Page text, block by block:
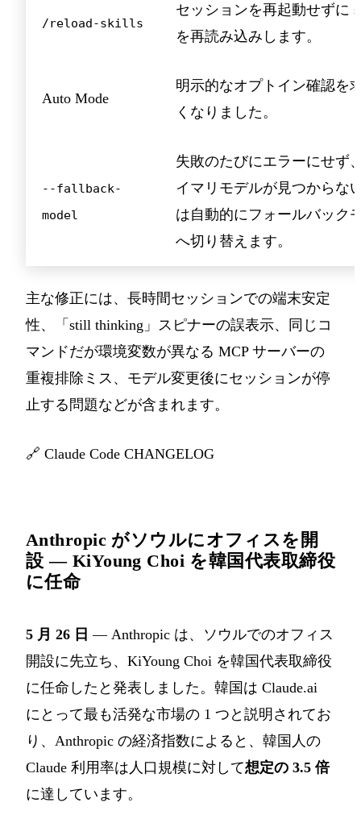
/reload-skills
セッションを再起動せずに
を再読み込みします。
Auto Mode
明示的なオプトイン確認を
くなりました。
--fallback-
model
失敗のたびにエラーにせず
イマリモデルが見つからな
は自動的にフォールバック
へ切り替えます。
主な修正には、長時間セッションでの端末安定
性、「still thinking」スピナーの誤表示、同じコ
マンドだが環境変数が異なる MCP サーバーの
重複排除ミス、モデル変更後にセッションが停
止する問題などが含まれます。
🔗 Claude Code CHANGELOG
Anthropic がソウルにオフィスを開
設 — KiYoung Choi を韓国代表取締役
に任命
5 月 26 日 — Anthropic は、ソウルでのオフィス
開設に先立ち、KiYoung Choi を韓国代表取締役
に任命したと発表しました。韓国は Claude.ai
にとって最も活発な市場の 1 つと説明されてお
り、Anthropic の経済指数によると、韓国人の
Claude 利用率は人口規模に対して想定の 3.5 倍
に達しています。